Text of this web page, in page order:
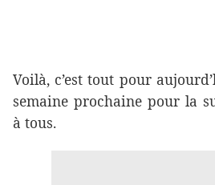
Voilà, c’est tout pour
semaine prochaine pour la
à tous.